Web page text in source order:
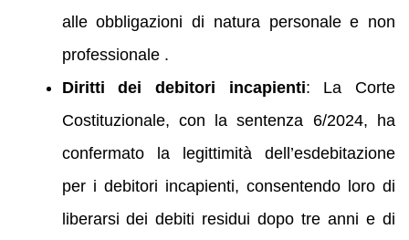
alle obbligazioni di natura personale e non
professionale .
Diritti dei debitori incapienti: La Corte
Costituzionale, con la sentenza 6/2024, ha
confermato la legittimità dell’esdebitazione
per i debitori incapienti, consentendo loro di
liberarsi dei debiti residui dopo tre anni e di